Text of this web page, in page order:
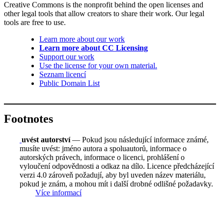
Creative Commons is the nonprofit behind the open licenses and
other legal tools that allow creators to share their work. Our legal
tools are free to use.
Learn more about our work
Learn more about CC Licensing
Support our work
Use the license for your own material.
Seznam licencí
Public Domain List
Footnotes
uvést autorství— Pokud jsou následující informace známé,
musíte uvést: jméno autora a spoluautorů, informace o
autorských právech, informace o licenci, prohlášení o
vyloučení odpovědnosti a odkaz na dílo. Licence předcházející
verzi 4.0 zároveň požadují, aby byl uveden název materiálu,
pokud je znám, a mohou mít i další drobné odlišné požadavky.
Více informací